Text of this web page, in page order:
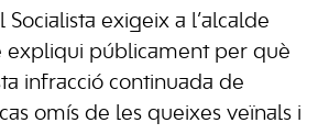
Socialista exigeix a l’alcalde
expliqui públicament per què
infracció continuada de
omís de les queixes veïnals i